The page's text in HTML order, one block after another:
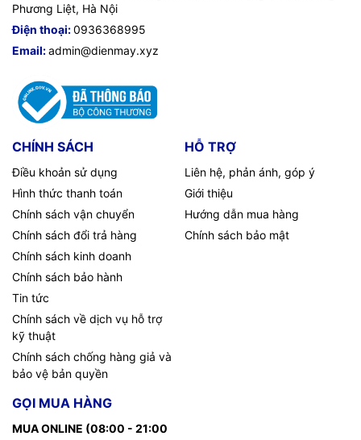
Phương Liệt, Hà Nội
Điện thoại:0936368995
Email:admin@dienmay.xyz
CHÍNH SÁCH
Điều khoản sử dụng
Hình thức thanh toán
Chính sách vận chuyển
Chính sách đổi trả hàng
Chính sách kinh doanh
Chính sách bảo hành
Tin tức
Chính sách về dịch vụ hỗ trợ
kỹ thuật
Chính sách chống hàng giả và
bảo vệ bản quyền
HỖ TRỢ
Liên hệ, phản ánh, góp ý
Giới thiệu
Hướng dẫn mua hàng
Chính sách bảo mật
GỌI MUA HÀNG
MUA ONLINE (08:00 - 21:00